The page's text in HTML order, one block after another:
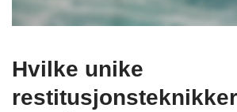
Hvilke unike